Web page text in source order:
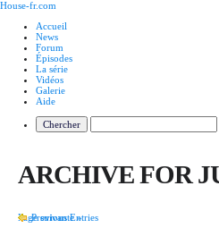
House-fr.com
Accueil
News
Forum
Épisodes
La série
Vidéos
Galerie
Aide
ARCHIVE FOR
Previous Entries
Page suivante »